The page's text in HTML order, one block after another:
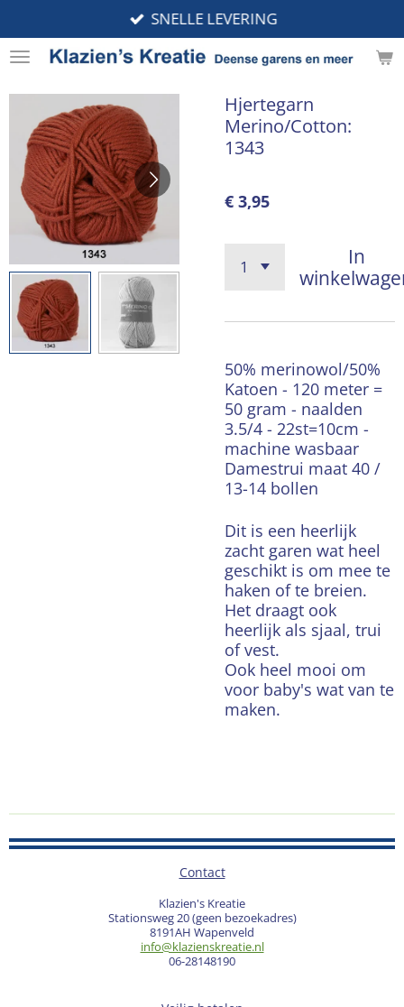
direct
naar
hoofdinhoud
SNELLE LEVERING
Hjertegarn
Merino/Cotton:
1343
€ 3,95
In
50% merinowol/50%
Katoen - 120 meter =
50 gram - naalden
3.5/4 - 22st=10cm -
machine wasbaar
Damestrui maat 40 /
13-14 bollen
Dit is een heerlijk
zacht garen wat heel
geschikt is om mee te
haken of te breien.
Het draagt ook
heerlijk als sjaal, trui
of vest.
Ook heel mooi om
voor baby's wat van te
maken.
Contact
Klazien's Kreatie
Stationsweg 20 (geen bezoekadres)
8191AH Wapenveld
info@klazienskreatie.nl
06-28148190